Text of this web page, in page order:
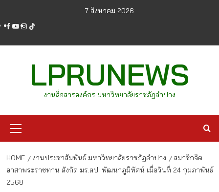
content
7 สิงหาคม 2026
facebook
youtube
instagram
tiktok
LPRUNEWS
งานสื่อสารองค์กร มหาวิทยาลัยราชภัฏลำปาง
Menu
HOME งานประชาสัมพันธ์ มหาวิทยาลัยราชภัฏลำปาง
สมาชิกจิต
อาสาพระราชทาน สังกัด มร.ลป. พัฒนาภูมิทัศน์ เมื่อวันที่ 24 กุมภาพันธ์
2568